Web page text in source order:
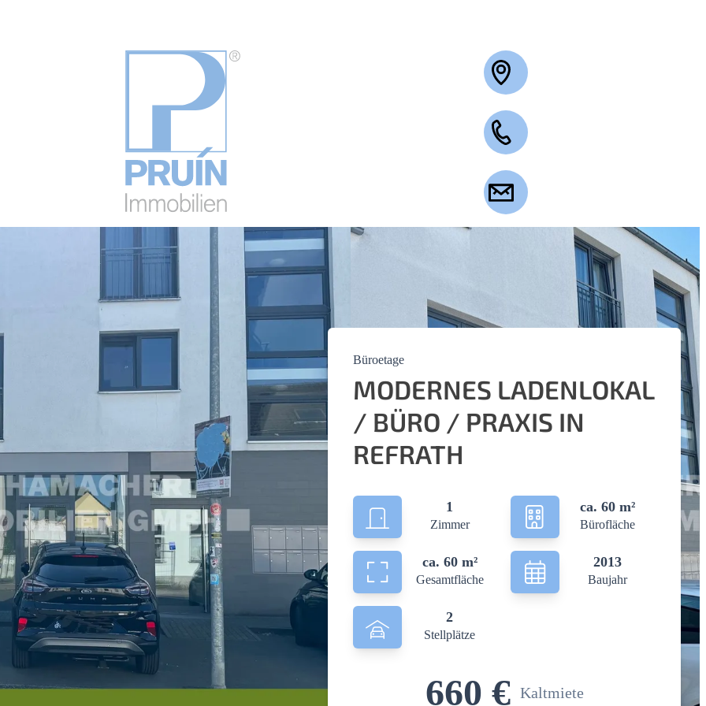
+49 2263 3003
Büroetage
MODERNES LADENLOKAL
/ BÜRO / PRAXIS IN
REFRATH
1
Zimmer
ca. 60 m²
Bürofläche
ca. 60 m²
Gesamtfläche
2013
Baujahr
2
Stellplätze
660 € Kaltmiete